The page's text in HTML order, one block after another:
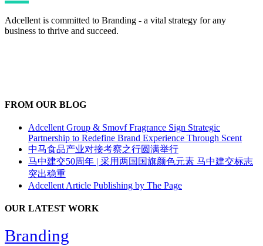
Adcellent is committed to Branding - a vital strategy for any
business to thrive and succeed.
FROM OUR BLOG
Adcellent Group & Smovf Fragrance Sign Strategic
Partnership to Redefine Brand Experience Through Scent
中马食品产业对接考察之行圆满举行
马中建交50周年 | 采用两国国旗颜色元素 马中建交标志
突出稳重
Adcellent Article Publishing by The Page
OUR LATEST WORK
Branding